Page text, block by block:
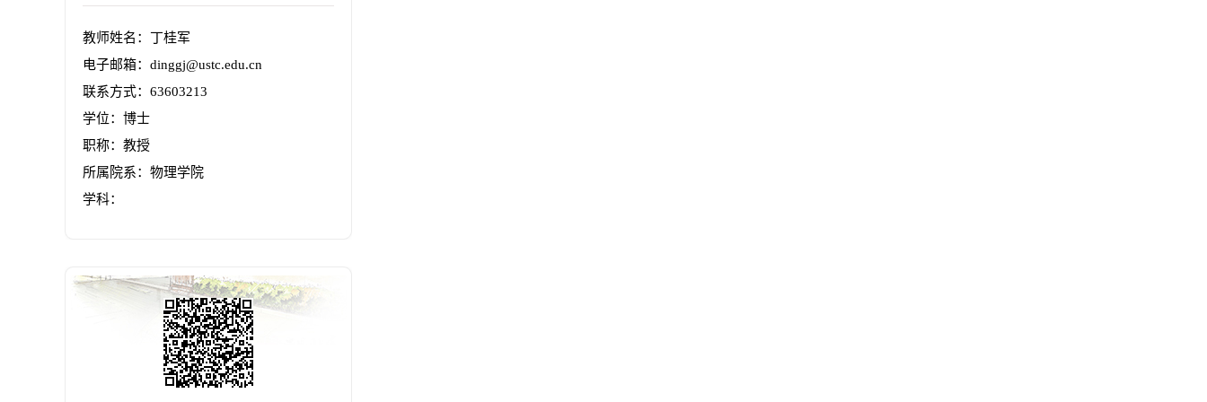
教师姓名：丁桂军
电子邮箱： dinggj@ustc.edu.cn
联系方式：63603213
学位：博士
职称：教授
所属院系：物理学院
学科：